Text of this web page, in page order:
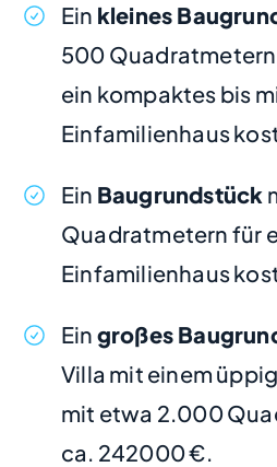
Ein kleines
500
ein kompaktes bis
Einfamilienhaus
Ein Baugrundstück
Quadratmetern für
Einfamilienhaus
Ein großes
Villa mit einem
mit etwa 2.000
ca. 242000 €.